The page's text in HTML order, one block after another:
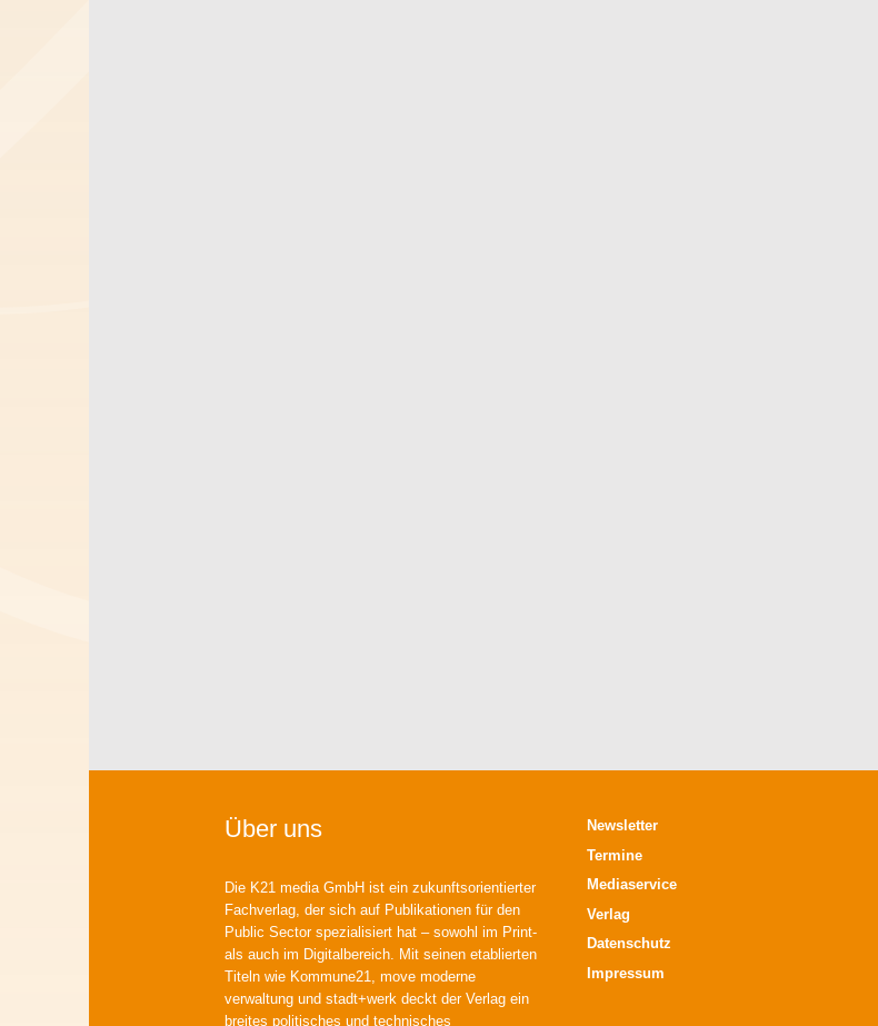
Über uns
Die K21 media GmbH ist ein zukunftsorientierter
Fachverlag, der sich auf Publikationen für den
Public Sector spezialisiert hat – sowohl im Print-
als auch im Digitalbereich. Mit seinen etablierten
Titeln wie Kommune21, move moderne
verwaltung und stadt+werk deckt der Verlag ein
breites politisches und technisches
Newsletter
Termine
Mediaservice
Verlag
Datenschutz
Impressum